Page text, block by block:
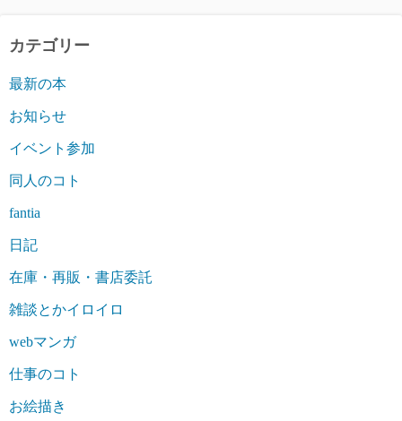
カテゴリー
最新の本
お知らせ
イベント参加
同人のコト
fantia
日記
在庫・再販・書店委託
雑談とかイロイロ
webマンガ
仕事のコト
お絵描き